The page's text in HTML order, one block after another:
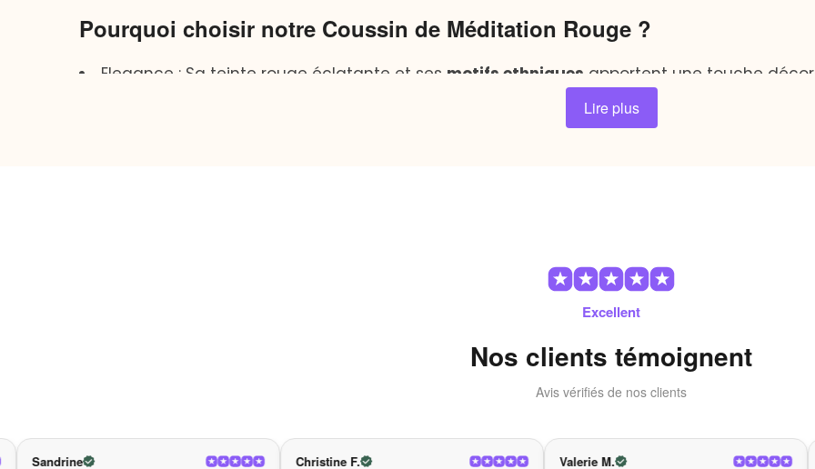
Pourquoi choisir notre Coussin de Méditation Rouge ?
Elegance : Sa teinte rouge éclatante et ses motifs ethniques apportent une touche
Confort accru : La combinaison parfaite de polyester et de coton offre une sensation
élaboré pour éveiller vos sens, vous rappelant l’universalité de la méditation à travers les âges et les
confortable, entouré d’une ambiance sereine, où le monde extérieur s’estompe et où seule compte la
seulement un accessoire de méditation; c’est une déclaration de style et d’esprit.
partenaire idéal à chaque étape de votre parcours méditatif. Les motifs vibrants sont conçus pour stimuler
vous ancrant fermement dans le moment. Éveillez votre curiosité et plongez dans l’expérience d’une
Lire plus
Excellent
Nos clients témoignent
Avis vérifiés de nos clients
Christine F.
Valerie M.